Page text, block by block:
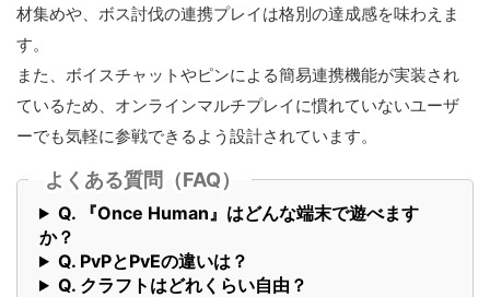
材集めや、ボス討伐の連携プレイは格別の達成感を味わえま
す。
また、ボイスチャットやピンによる簡易連携機能が実装され
ているため、オンラインマルチプレイに慣れていないユーザ
ーでも気軽に参戦できるよう設計されています。
よくある質問（FAQ）
Q. 『Once Human』はどんな端末で遊べます
か？
Q. PvPとPvEの違いは？
Q. クラフトはどれくらい自由？